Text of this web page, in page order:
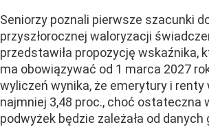
Seniorzy poznali pierwsze szacunki
przyszłorocznej waloryzacji
przedstawiła propozycję wskaźnika,
ma obowiązywać od 1 marca 2027
wyliczeń wynika, że emerytury i renty
najmniej 3,48 proc., choć ostateczna
podwyżek będzie zależała od